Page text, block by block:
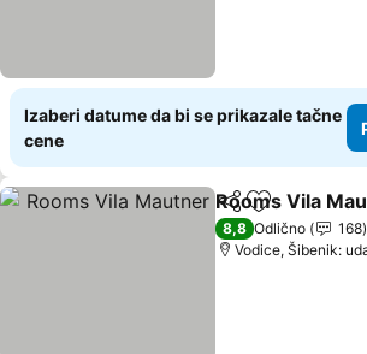
Izaberi datume da bi se prikazale tačne
cene
Deli Dodati u
Rooms Vila
8,8 Odlično
168
Vodice, Šibenik: